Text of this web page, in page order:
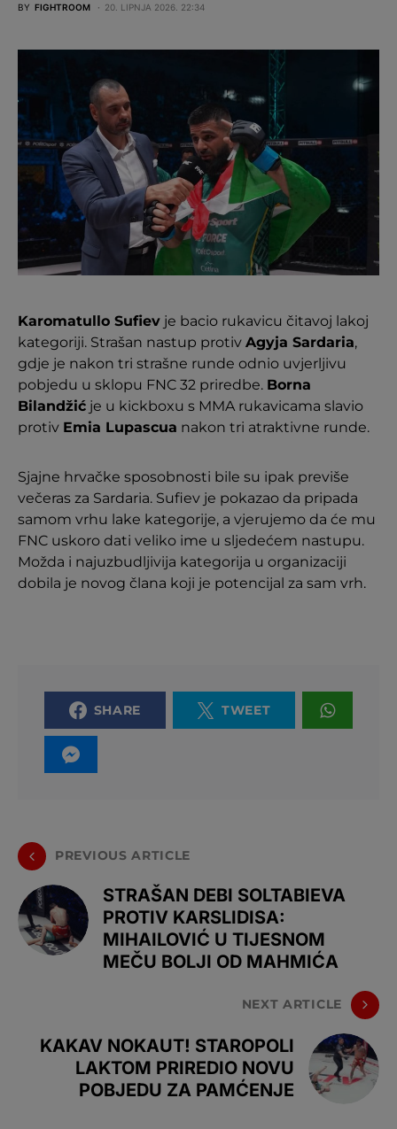
BY FIGHTROOM 20. LIPNJA 2026. 22:34
Karomatullo Sufiev je bacio rukavicu čitavoj lakoj
kategoriji. Strašan nastup protiv Agyja Sardaria,
gdje je nakon tri strašne runde odnio uvjerljivu
pobjedu u sklopu FNC 32 priredbe. Borna
Bilandžić je u kickboxu s MMA rukavicama slavio
protiv Emia Lupascua nakon tri atraktivne runde.
Sjajne hrvačke sposobnosti bile su ipak previše
večeras za Sardaria. Sufiev je pokazao da pripada
samom vrhu lake kategorije, a vjerujemo da će mu
FNC uskoro dati veliko ime u sljedećem nastupu.
Možda i najuzbudljivija kategorija u organizaciji
dobila je novog člana koji je potencijal za sam vrh.
SHARE TWEET
PREVIOUS ARTICLE
STRAŠAN DEBI SOLTABIEVA
PROTIV KARSLIDISA:
MIHAILOVIĆ U TIJESNOM
MEČU BOLJI OD MAHMIĆA
NEXT ARTICLE
KAKAV NOKAUT! STAROPOLI
LAKTOM PRIREDIO NOVU
POBJEDU ZA PAMĆENJE